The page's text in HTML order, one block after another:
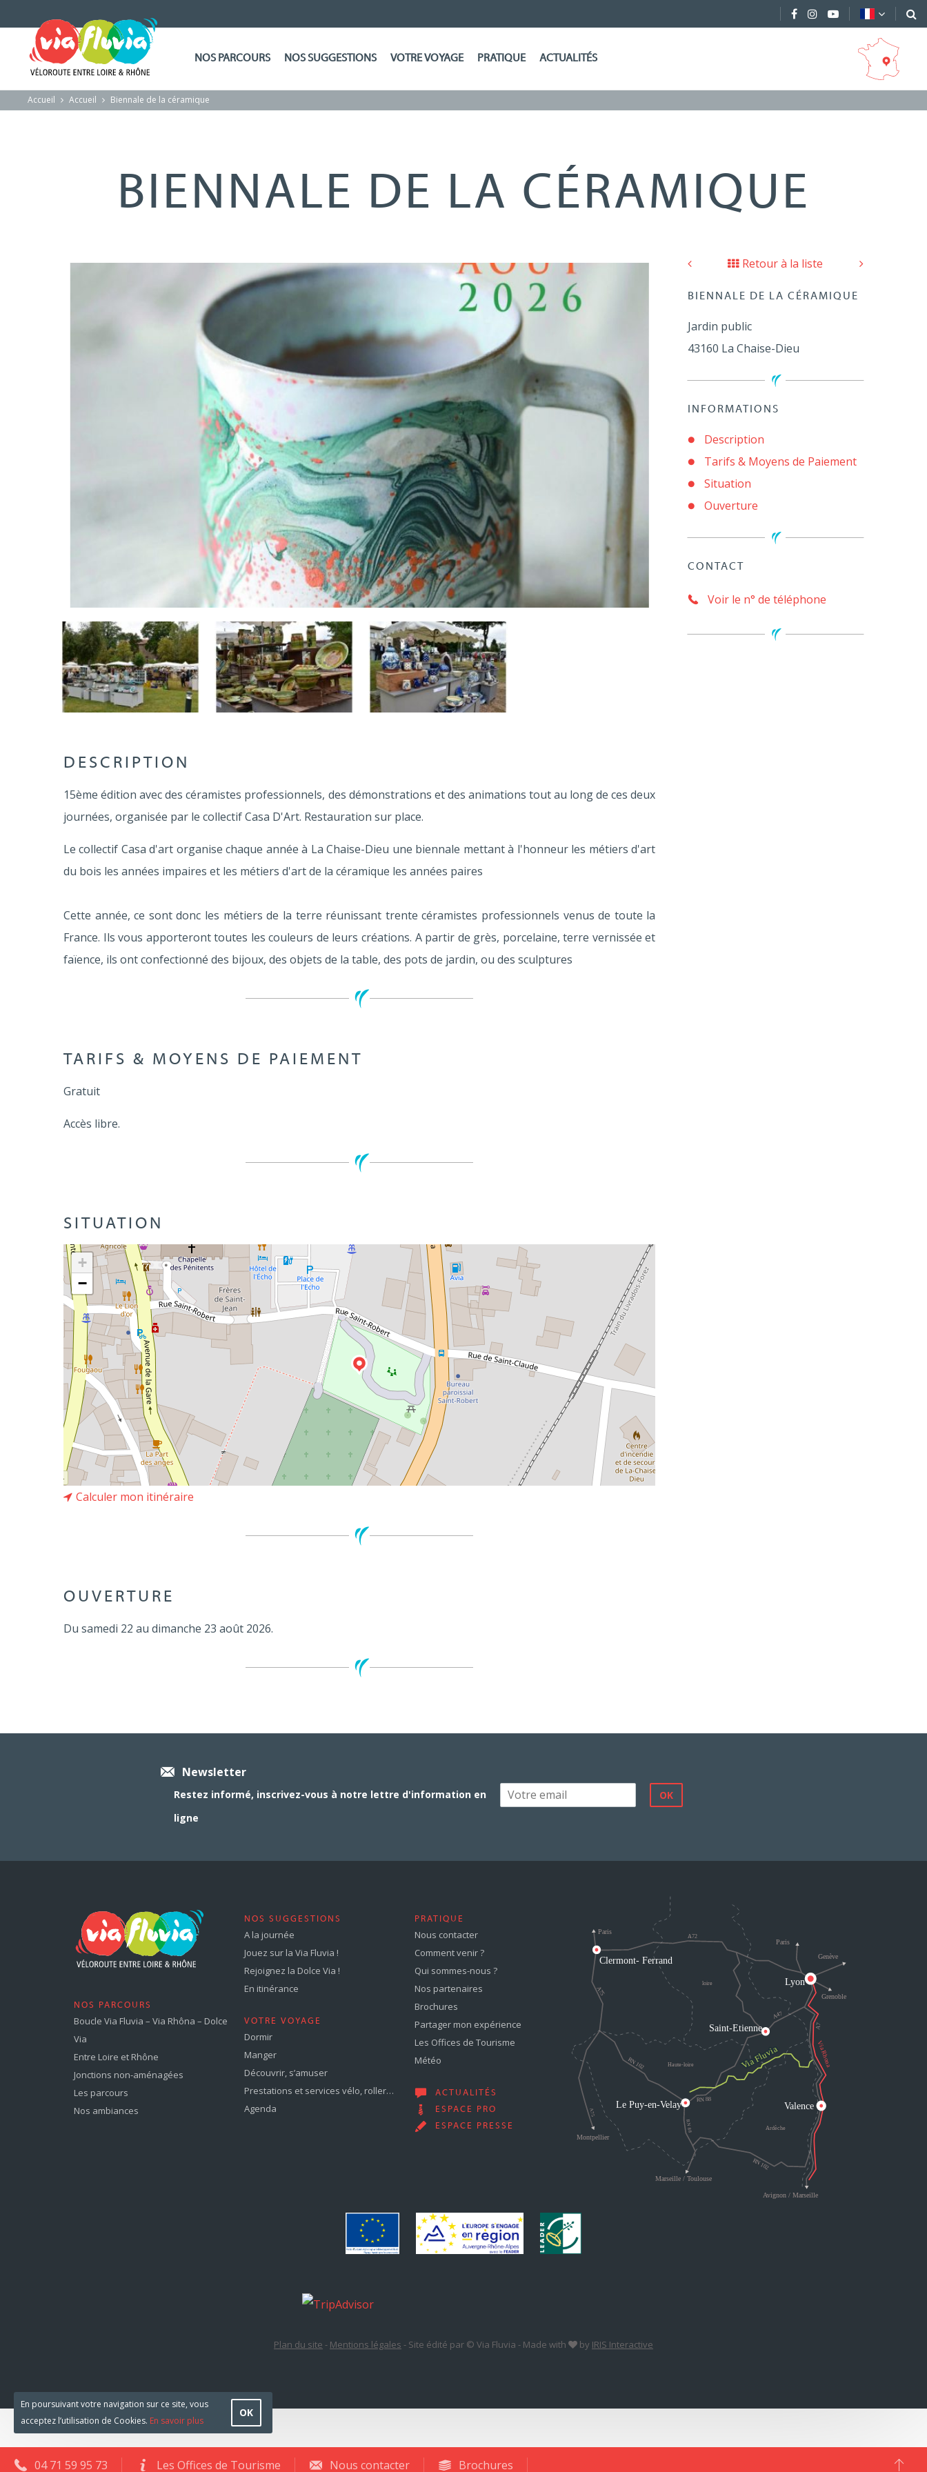
NOS PARCOURS NOS SUGGESTIONS VOTRE VOYAGE PRATIQUE ACTUALITÉS
Accueil Accueil Biennale de la céramique
BIENNALE DE LA CÉRAMIQUE
DESCRIPTION
15ème édition avec des céramistes professionnels, des démonstrations et des animations tout au long de ces deux
journées, organisée par le collectif Casa D'Art. Restauration sur place.
Le collectif Casa d'art organise chaque année à La Chaise-Dieu une biennale mettant à l'honneur les métiers d'art
du bois les années impaires et les métiers d'art de la céramique les années paires
Cette année, ce sont donc les métiers de la terre réunissant trente céramistes professionnels venus de toute la
France. Ils vous apporteront toutes les couleurs de leurs créations. A partir de grès, porcelaine, terre vernissée et
faïence, ils ont confectionné des bijoux, des objets de la table, des pots de jardin, ou des sculptures
TARIFS & MOYENS DE PAIEMENT
Gratuit
Accès libre.
SITUATION
+
−
Calculer mon itinéraire
OUVERTURE
Du samedi 22 au dimanche 23 août 2026.
Retour à la liste
BIENNALE DE LA CÉRAMIQUE
Jardin public
43160 La Chaise-Dieu
INFORMATIONS
Description
Tarifs & Moyens de Paiement
Situation
Ouverture
CONTACT
Voir le n° de téléphone
Newsletter
Restez informé, inscrivez-vous à notre lettre d'information en
ligne
NOS PARCOURS
Boucle Via Fluvia – Via Rhôna – Dolce
Via
Entre Loire et Rhône
Jonctions non-aménagées
Les parcours
Nos ambiances
NOS SUGGESTIONS
A la journée
Jouez sur la Via Fluvia !
Rejoignez la Dolce Via !
En itinérance
VOTRE VOYAGE
Dormir
Manger
Découvrir, s’amuser
Prestations et services vélo, roller…
Agenda
PRATIQUE
Nous contacter
Comment venir ?
Qui sommes-nous ?
Nos partenaires
Brochures
Partager mon expérience
Les Offices de Tourisme
Météo
ACTUALITÉS
ESPACE PRO
ESPACE PRESSE
Plan du site - Mentions légales - Site édité par © Via Fluvia - Made with by IRIS Interactive
04 71 59 95 73 Les Offices de Tourisme Nous contacter Brochures
En poursuivant votre navigation sur ce site, vous
acceptez l’utilisation de Cookies. En savoir plus
OK